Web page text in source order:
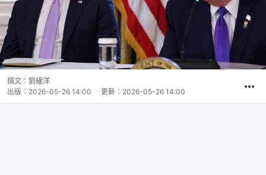
撰文： 劉耀洋
出版： 2026-05-26 14:00 更新： 2026-05-26 14:00